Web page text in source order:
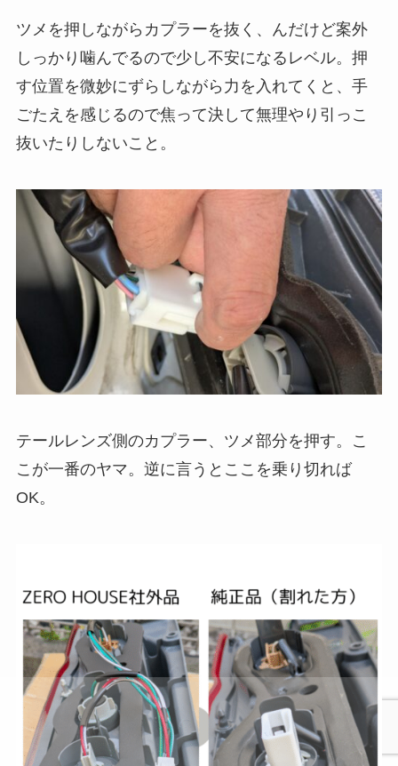
ツメを押しながらカプラーを抜く、んだけど案外
しっかり噛んでるので少し不安になるレベル。押
す位置を微妙にずらしながら力を入れてくと、手
ごたえを感じるので焦って決して無理やり引っこ
抜いたりしないこと。
テールレンズ側のカプラー、ツメ部分を押す。こ
こが一番のヤマ。逆に言うとここを乗り切れば
OK。